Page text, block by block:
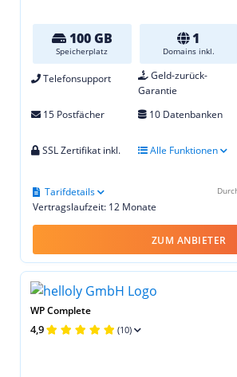
100 GB
Speicherplatz
1
Domains inkl.
Telefonsupport
Geld-zurück-
Garantie
15 Postfächer 10 Datenbanken
SSL Zertifikat inkl.
Alle Funktionen
Vertragslaufzeit: 12 Monate
Tarifdetails
ZUM ANBIETER
WP Complete
4,9 (10)